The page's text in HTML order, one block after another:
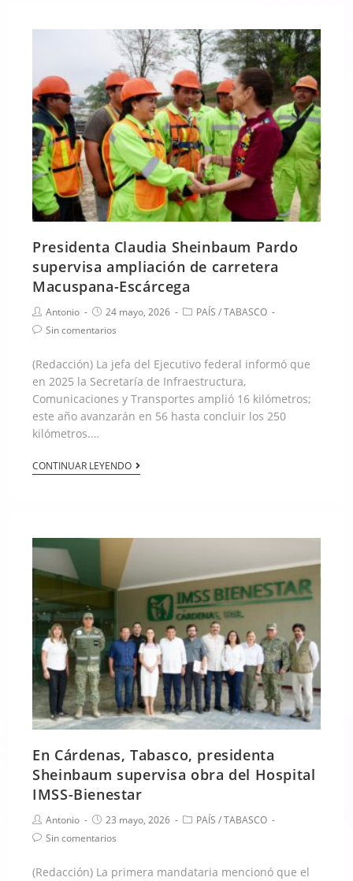
Presidenta Claudia Sheinbaum Pardo
supervisa ampliación de carretera
Macuspana-Escárcega
Antonio 24 mayo, 2026 PAÍS /TABASCO
Sin comentarios
(Redacción) La jefa del Ejecutivo federal informó que
en 2025 la Secretaría de Infraestructura,
Comunicaciones y Transportes amplió 16 kilómetros;
este año avanzarán en 56 hasta concluir los 250
kilómetros.…
CONTINUAR LEYENDO
En Cárdenas, Tabasco, presidenta
Sheinbaum supervisa obra del Hospital
IMSS-Bienestar
Antonio 23 mayo, 2026 PAÍS /TABASCO
Sin comentarios
(Redacción) La primera mandataria mencionó que el